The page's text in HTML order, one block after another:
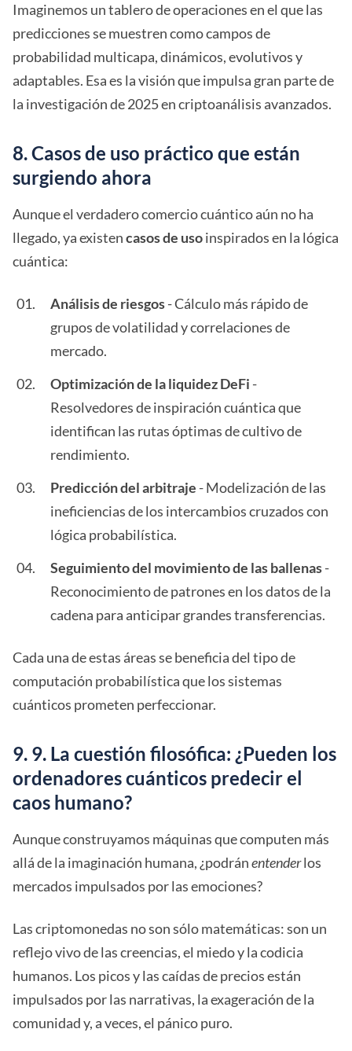
Imaginemos un tablero de operaciones en el que las
predicciones se muestren como campos de
probabilidad multicapa, dinámicos, evolutivos y
adaptables. Esa es la visión que impulsa gran parte de
la investigación de 2025 en criptoanálisis avanzados.
8. Casos de uso práctico que están
surgiendo ahora
Aunque el verdadero comercio cuántico aún no ha
llegado, ya existencasos de usoinspirados en la lógica
cuántica:
Análisis de riesgos- Cálculo más rápido de
grupos de volatilidad y correlaciones de
mercado.
Optimización de la liquidez DeFi -
Resolvedores de inspiración cuántica que
identifican las rutas óptimas de cultivo de
rendimiento.
Predicción del arbitraje - Modelización de las
ineficiencias de los intercambios cruzados con
lógica probabilística.
Seguimiento del movimiento de las ballenas-
Reconocimiento de patrones en los datos de la
cadena para anticipar grandes transferencias.
Cada una de estas áreas se beneficia del tipo de
computación probabilística que los sistemas
cuánticos prometen perfeccionar.
9. 9. La cuestión filosófica: ¿Pueden los
ordenadores cuánticos predecir el
caos humano?
Aunque construyamos máquinas que computen más
allá de la imaginación humana, ¿podránentenderlos
mercados impulsados por las emociones?
Las criptomonedas no son sólo matemáticas: son un
reflejo vivo de las creencias, el miedo y la codicia
humanos. Los picos y las caídas de precios están
impulsados por las narrativas, la exageración de la
comunidad y, a veces, el pánico puro.